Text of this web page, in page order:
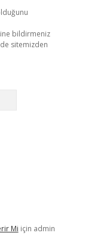
bildirmeniz
sitemizden
Mi için admin